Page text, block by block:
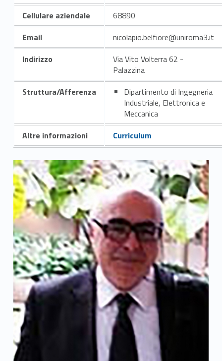
Cellulare aziendale
68890
Email
nicolapio.belfiore@uniroma3.it
Indirizzo
Via Vito Volterra 62 -
Palazzina
Struttura/Afferenza
Dipartimento di Ingegneria
Industriale, Elettronica e
Meccanica
Altre informazioni
Curriculum